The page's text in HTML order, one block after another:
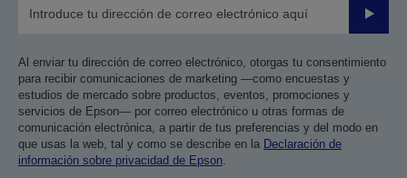
Enviar
Al enviar tu dirección de correo electrónico, otorgas tu consentimiento
para recibir comunicaciones de marketing —como encuestas y
estudios de mercado sobre productos, eventos, promociones y
servicios de Epson— por correo electrónico u otras formas de
comunicación electrónica, a partir de tus preferencias y del modo en
que usas la web, tal y como se describe en la Declaración de
información sobre privacidad de Epson